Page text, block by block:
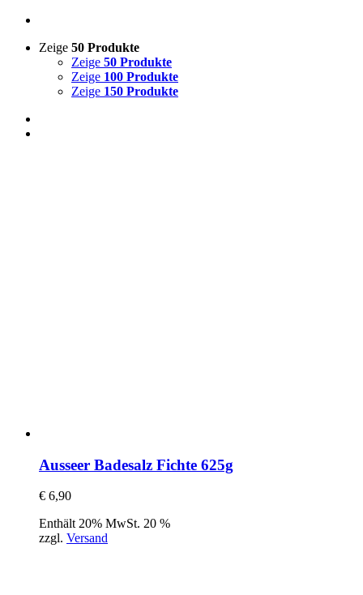
Zeige 50 Produkte
Zeige 50 Produkte
Zeige 100 Produkte
Zeige 150 Produkte
Ausseer Badesalz Fichte 625g
€ 6,90
Enthält 20% MwSt. 20 %
zzgl. Versand